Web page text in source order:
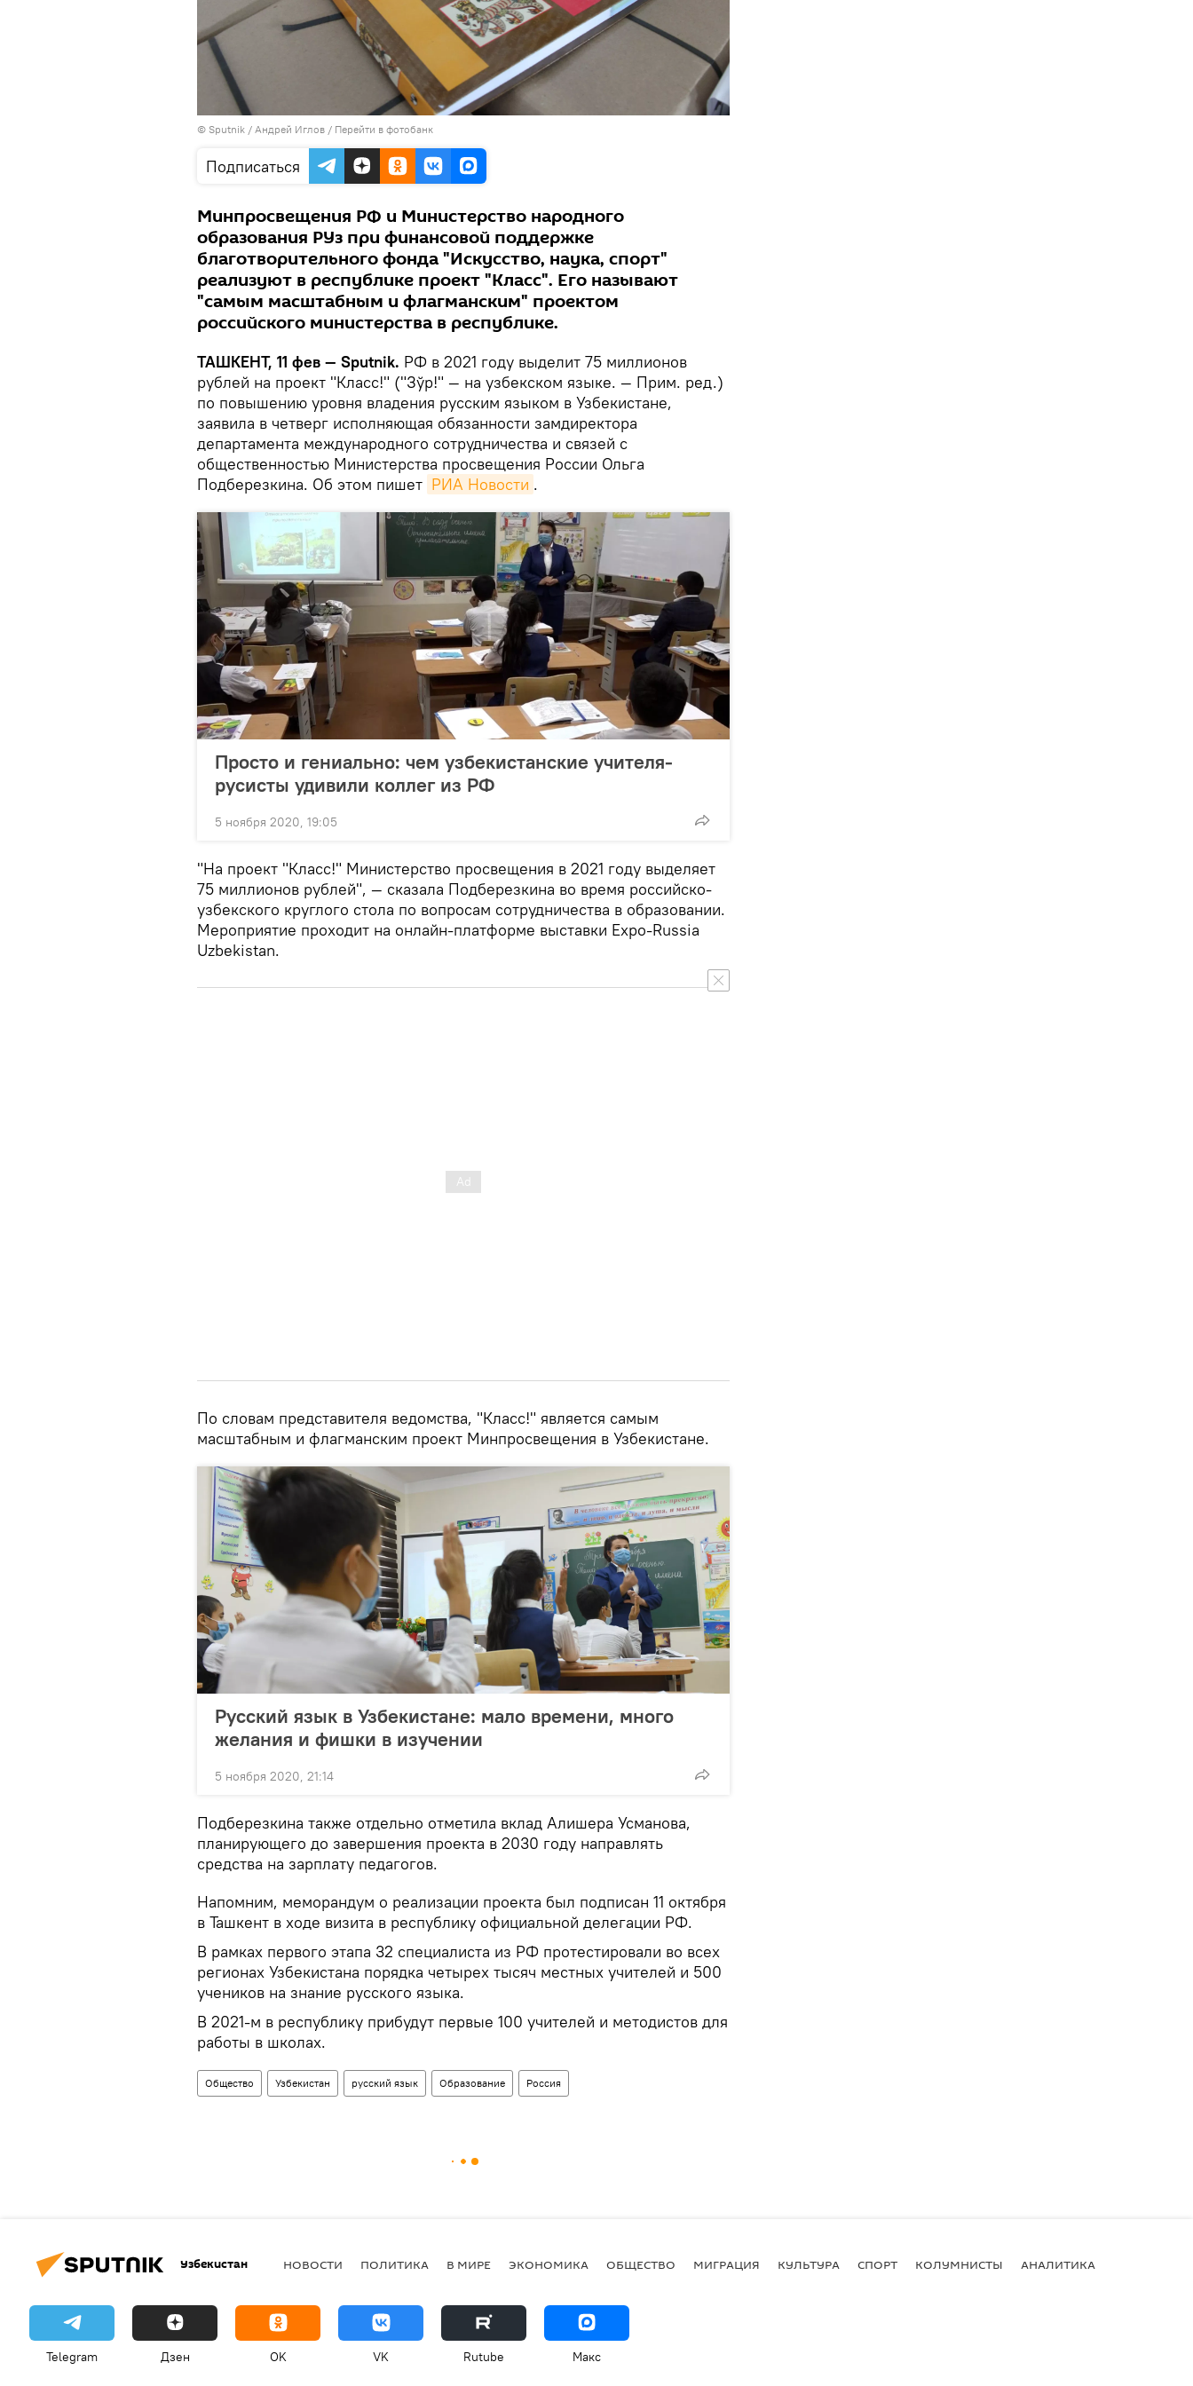
© Sputnik / Андрей Иглов / Перейти в фотобанк
Подписаться
Минпросвещения РФ и Министерство народного
образования РУз при финансовой поддержке
благотворительного фонда "Искусство, наука, спорт"
реализуют в республике проект "Класс". Его называют
"самым масштабным и флагманским" проектом
российского министерства в республике.
ТАШКЕНТ, 11 фев — Sputnik. РФ в 2021 году выделит 75 миллионов
рублей на проект "Класс!" ("Зўр!" — на узбекском языке. — Прим. ред.)
по повышению уровня владения русским языком в Узбекистане,
заявила в четверг исполняющая обязанности замдиректора
департамента международного сотрудничества и связей с
общественностью Министерства просвещения России Ольга
Подберезкина. Об этом пишет РИА Новости .
Просто и гениально: чем узбекистанские учителя-
русисты удивили коллег из РФ
5 ноября 2020, 19:05
"На проект "Класс!" Министерство просвещения в 2021 году выделяет
75 миллионов рублей", — сказала Подберезкина во время российско-
узбекского круглого стола по вопросам сотрудничества в образовании.
Мероприятие проходит на онлайн-платформе выставки Expo-Russia
Uzbekistan.
По словам представителя ведомства, "Класс!" является самым
масштабным и флагманским проект Минпросвещения в Узбекистане.
Русский язык в Узбекистане: мало времени, много
желания и фишки в изучении
5 ноября 2020, 21:14
Подберезкина также отдельно отметила вклад Алишера Усманова,
планирующего до завершения проекта в 2030 году направлять
средства на зарплату педагогов.
Напомним, меморандум о реализации проекта был подписан 11 октября
в Ташкент в ходе визита в республику официальной делегации РФ.
В рамках первого этапа 32 специалиста из РФ протестировали во всех
регионах Узбекистана порядка четырех тысяч местных учителей и 500
учеников на знание русского языка.
В 2021-м в республику прибудут первые 100 учителей и методистов для
работы в школах.
Общество Узбекистан русский язык Образование Россия
Узбекистан НОВОСТИ ПОЛИТИКА В МИРЕ ЭКОНОМИКА ОБЩЕСТВО МИГРАЦИЯ КУЛЬТУРА СПОРТ КОЛУМНИСТЫ АНАЛИТИКА
Telegram Дзен OK VK Rutube Макс